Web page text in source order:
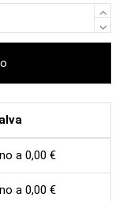
a 0,00 €
a 0,00 €